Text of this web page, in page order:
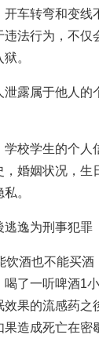
开车转弯和变线
违法行为，不仅
。
泄露属于他人的
学校学生的个人
婚姻状况，生
。
逃逸为刑事犯罪
饮酒也不能买酒
喝了一听啤酒1
效果的流感药之
果造成死亡在密